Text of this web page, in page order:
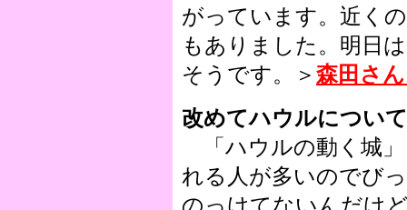
がっています。近く
もありました。明日
そうです。＞ 森田さ
改めてハウルについ
「ハウルの動く城
れる人が多いのでび